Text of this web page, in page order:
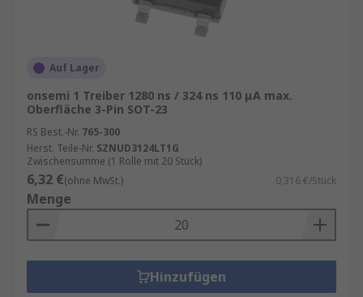
Auf Lager
onsemi 1 Treiber 1280 ns / 324 ns 110 μA max.
Oberfläche 3-Pin SOT-23
RS Best.-Nr. 765-300
Herst. Teile-Nr. SZNUD3124LT1G
Zwischensumme (1 Rolle mit 20 Stück)
6,32 €(ohne MwSt.) 0,316 €/Stück
Menge
Hinzufügen